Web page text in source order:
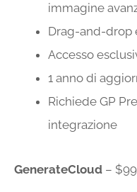
immagine
Drag-and-drop
Accesso
1 anno di
Richiede GP
integrazione
GenerateCloud –